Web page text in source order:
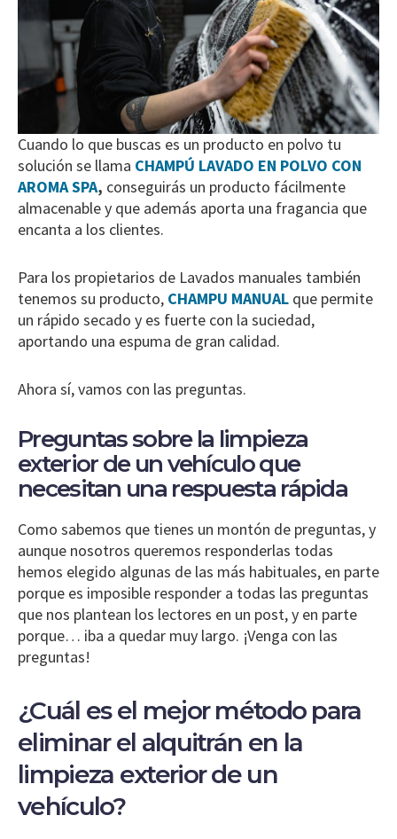
Cuando lo que buscas es un producto en polvo tu
solución se llama CHAMPÚ LAVADO EN POLVO CON
AROMA SPA, conseguirás un producto fácilmente
almacenable y que además aporta una fragancia que
encanta a los clientes.
Para los propietarios de Lavados manuales también
tenemos su producto, CHAMPU MANUAL que permite
un rápido secado y es fuerte con la suciedad,
aportando una espuma de gran calidad.
Ahora sí, vamos con las preguntas.
Preguntas sobre la limpieza
exterior de un vehículo que
necesitan una respuesta rápida
Como sabemos que tienes un montón de preguntas, y
aunque nosotros queremos responderlas todas
hemos elegido algunas de las más habituales, en parte
porque es imposible responder a todas las preguntas
que nos plantean los lectores en un post, y en parte
porque… iba a quedar muy largo. ¡Venga con las
preguntas!
¿Cuál es el mejor método para
eliminar el alquitrán en la
limpieza exterior de un
vehículo?